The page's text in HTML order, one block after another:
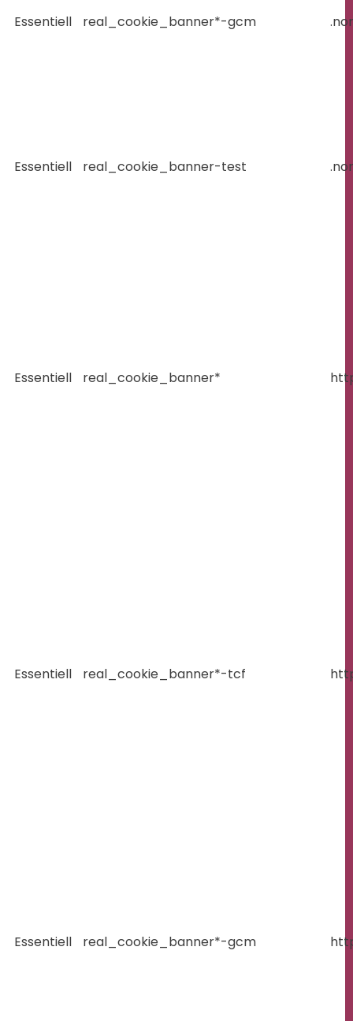
Essentiell real_cookie_banner*-gcm
Essentiell real_cookie_banner-test
Essentiell real_cookie_banner*
Essentiell real_cookie_banner*-tcf
Essentiell real_cookie_banner*-gcm